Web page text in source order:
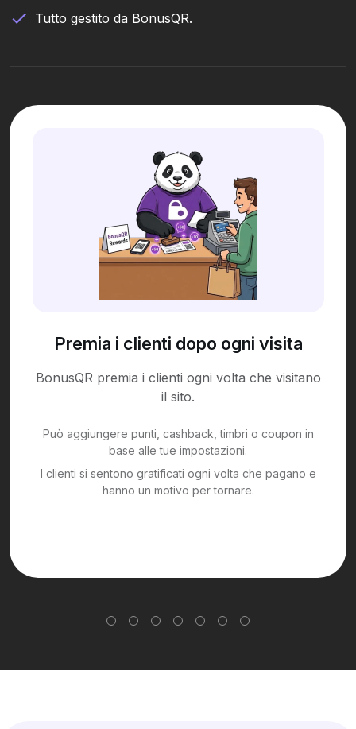
Tutto gestito da BonusQR.
Premia i clienti dopo ogni visita
BonusQR premia i clienti ogni volta che visitano
il sito.
Può aggiungere punti, cashback, timbri o coupon in
base alle tue impostazioni.
I clienti si sentono gratificati ogni volta che pagano e
hanno un motivo per tornare.